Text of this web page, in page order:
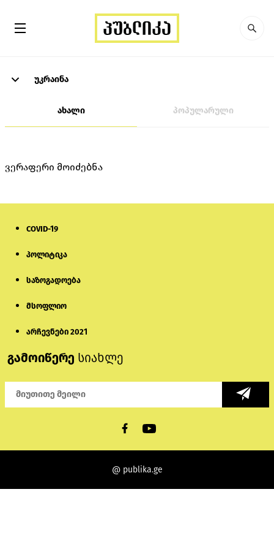
უკრაინა
ახალი პოპულარული
ვერაფერი მოიძებნა
COVID-19
პოლიტიკა
საზოგადოება
მსოფლიო
არჩევნები 2021
გამოიწერე სიახლე
@ publika.ge